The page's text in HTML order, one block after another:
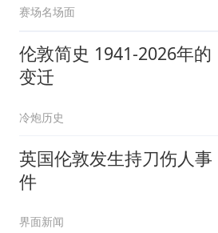
赛场名场面
伦敦简史 1941-2026年的
变迁
冷炮历史
英国伦敦发生持刀伤人事
件
界面新闻